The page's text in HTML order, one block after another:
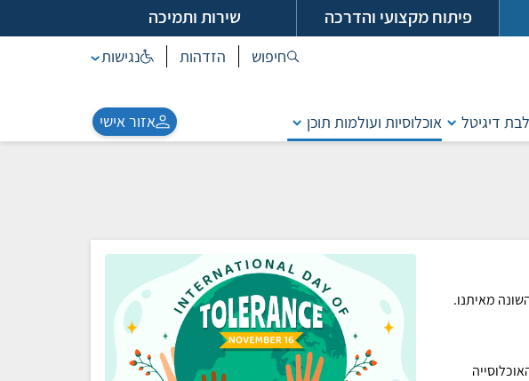
פיתוח מקצועי והדרכה שירות ותמיכה
חיפוש הזדהות נגישות
דיגיטל אוכלוסיות ועולמות תוכן אזור אישי
מאיתנו.